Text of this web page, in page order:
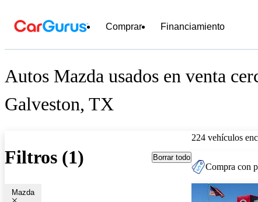
Comprar Financiamiento
Autos Mazda usados en venta
Galveston, TX
Filtros (1) Borrar todo
Mazda
224 vehículos
Compra con